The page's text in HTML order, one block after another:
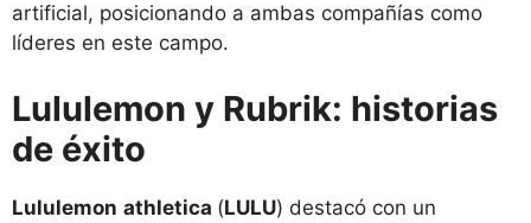
artificial, posicionando a ambas compañías como
líderes en este campo.
Lululemon y Rubrik: historias
de éxito
Lululemon athletica (LULU) destacó con un